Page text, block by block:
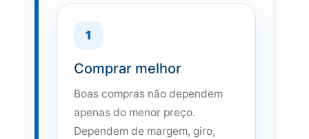
1
Comprar melhor
Boas compras não dependem
apenas do menor preço.
Dependem de margem, giro,